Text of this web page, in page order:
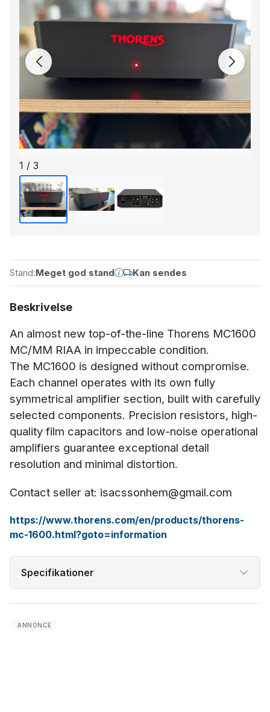
1 / 3
Stand:Meget god stand Kan sendes
Beskrivelse
An almost new top-of-the-line Thorens MC1600
MC/MM RIAA in impeccable condition.
The MC1600 is designed without compromise.
Each channel operates with its own fully
symmetrical amplifier section, built with carefully
selected components. Precision resistors, high-
quality film capacitors and low-noise operational
amplifiers guarantee exceptional detail
resolution and minimal distortion.
Contact seller at: isacssonhem@gmail.com
https://www.thorens.com/en/products/thorens-
mc-1600.html?goto=information
Specifikationer